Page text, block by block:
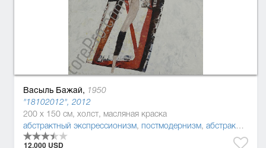
Васыль Бажай, 1950
"18102012", 2012
200 x 150 см, холст, масляная краска
абстрактный экспрессионизм, постмодернизм, абстракционизм
12.000 USD